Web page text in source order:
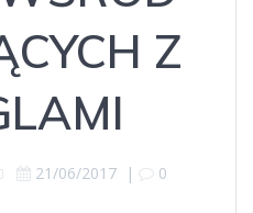
Z
21/06/2017| 0